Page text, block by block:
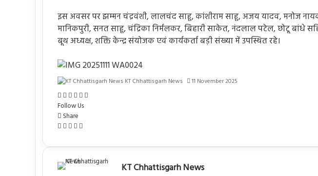
इस अवसर पर झम्मन चंद्रवंशी, लालचंद साहू, कांशीराम साहू, अजय यादव, मनोज
मानिकपुरी, सनत साहू, चंद्रिका निर्मलकर, बिहारी साकेत, नंदलाल पटेल, छोटू बांधे
बूथ अध्यक्ष, शक्ति केन्द्र संयोजक एवं कार्यकर्ता बड़ी संख्या में उपस्थित रहे।
KT Chhattisgarh News 11 November 2025
Facebook
X Messenger
Messenger
WhatsApp
Follow Us
Share
Facebook
X WhatsApp
Telegram
Email
KT Chhattisgarh News